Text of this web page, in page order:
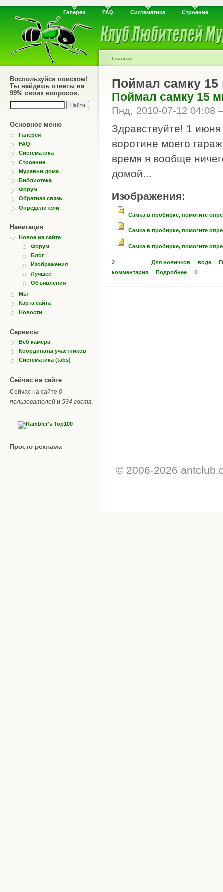
Галерея FAQ Систематика Строение
Воспользуйся поиском!
Ты найдешь ответы на
99% своих вопросов.
Основное меню
Галерея
FAQ
Систематика
Строение
Муравьи дома
Библиотека
Форум
Обратная связь
Определители
Навигация
Новое на сайте
Форум
Блог
Изображения
Лучшее
Объявления
Мы
Карта сайта
Новости
Сервисы
Веб камера
Координаты участников
Систематика (tabs)
Сейчас на сайте
Сейчас на сайте 0
пользователей и 534 гостя
Просто реклама
Главная
Поймал самку
Поймал самку 15
Пнд, 2010-07-12
Здравствуйте! 1
воротине моего
время я вообще
домой...
Изображения:
Самка в пробирке, помогите
Самка в пробирке, помогите
Самка в пробирке, помогите
Для новичков вода
2
комментария
Подробнее 0
© 2006-2026